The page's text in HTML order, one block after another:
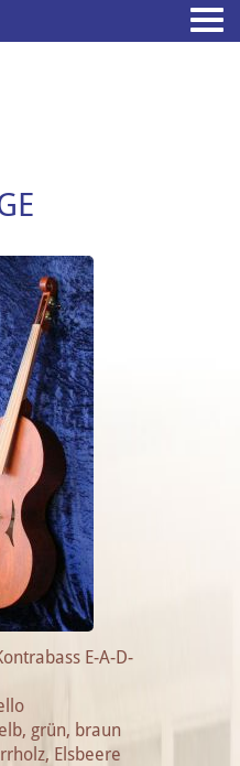
E-A-D-
grün, braun
Elsbeere